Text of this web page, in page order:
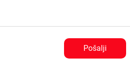
Pošalji